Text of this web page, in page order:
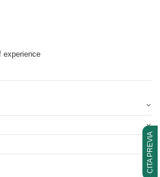
CITA PREVIA
experience